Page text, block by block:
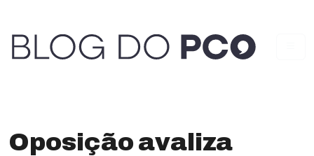
Oposição avaliza